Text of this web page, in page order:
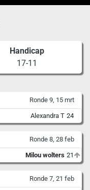
Handicap
17-11
Ronde 9, 15 mrt
Alexandra T 24
Ronde 8, 28 feb
Milou wolters 21
Ronde 7, 21 feb